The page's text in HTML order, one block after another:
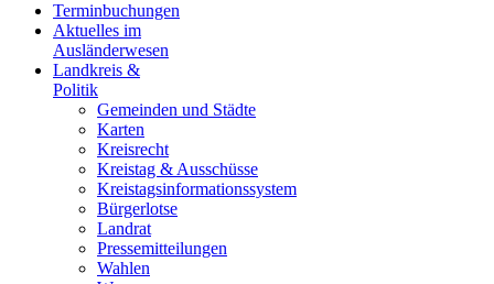
Terminbuchungen
Aktuelles im
Ausländerwesen
Landkreis &
Politik
Gemeinden und Städte
Karten
Kreisrecht
Kreistag & Ausschüsse
Kreistagsinformationssystem
Bürgerlotse
Landrat
Pressemitteilungen
Wahlen